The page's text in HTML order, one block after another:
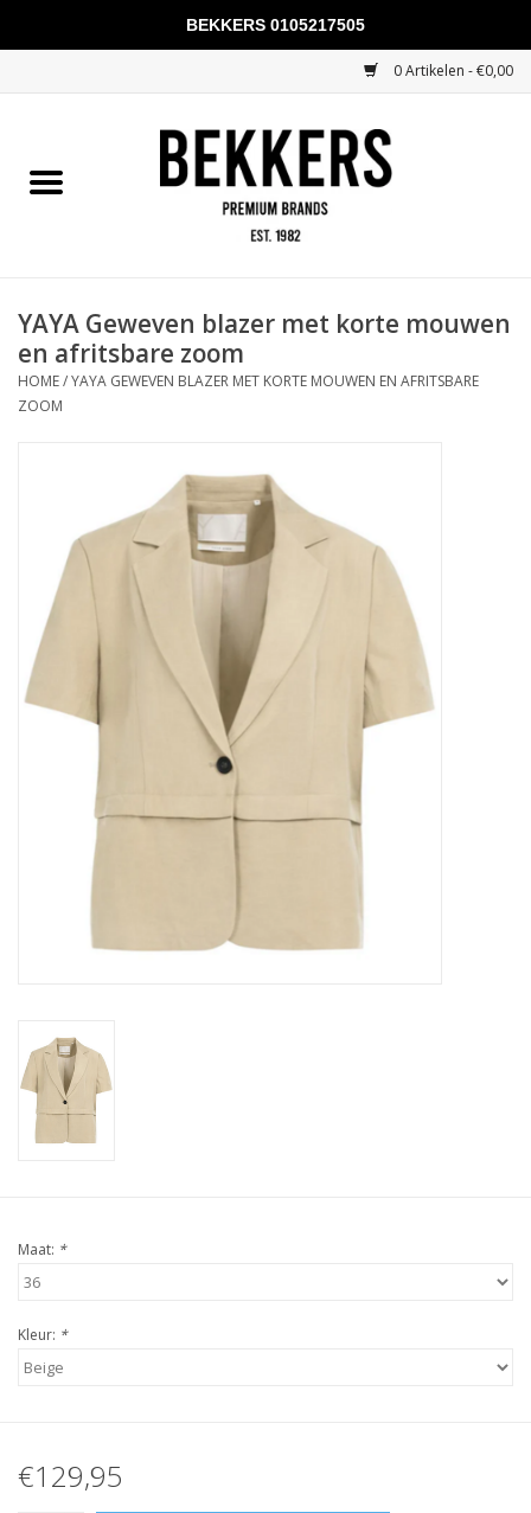
0 Artikelen - €0,00
Mannen
KADOBONNEN
Merken
YAYA Geweven blazer met korte mouwen
en afritsbare zoom
HOME/YAYA GEWEVEN BLAZER MET KORTE MOUWEN EN AFRITSBARE
ZOOM
Maat: *
Kleur: *
€129,95
BEKKERS 0105217505